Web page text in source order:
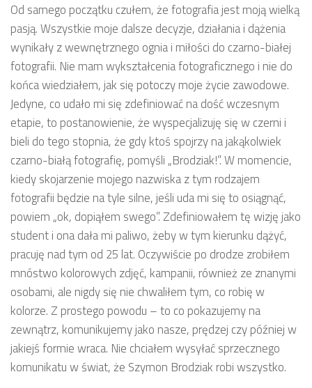
Od samego początku czułem, że fotografia jest moją wielką
pasją. Wszystkie moje dalsze decyzje, działania i dążenia
wynikały z wewnętrznego ognia i miłości do czarno-białej
fotografii. Nie mam wykształcenia fotograficznego i nie do
końca wiedziałem, jak się potoczy moje życie zawodowe.
Jedyne, co udało mi się zdefiniować na dość wczesnym
etapie, to postanowienie, że wyspecjalizuję się w czerni i
bieli do tego stopnia, że gdy ktoś spojrzy na jakąkolwiek
czarno-białą fotografię, pomyśli „Brodziak!”. W momencie,
kiedy skojarzenie mojego nazwiska z tym rodzajem
fotografii będzie na tyle silne, jeśli uda mi się to osiągnąć,
powiem „ok, dopiąłem swego”. Zdefiniowałem tę wizję jako
student i ona dała mi paliwo, żeby w tym kierunku dążyć,
pracuję nad tym od 25 lat. Oczywiście po drodze zrobiłem
mnóstwo kolorowych zdjęć, kampanii, również ze znanymi
osobami, ale nigdy się nie chwaliłem tym, co robię w
kolorze. Z prostego powodu – to co pokazujemy na
zewnątrz, komunikujemy jako nasze, prędzej czy później w
jakiejś formie wraca. Nie chciałem wysyłać sprzecznego
komunikatu w świat, że Szymon Brodziak robi wszystko.